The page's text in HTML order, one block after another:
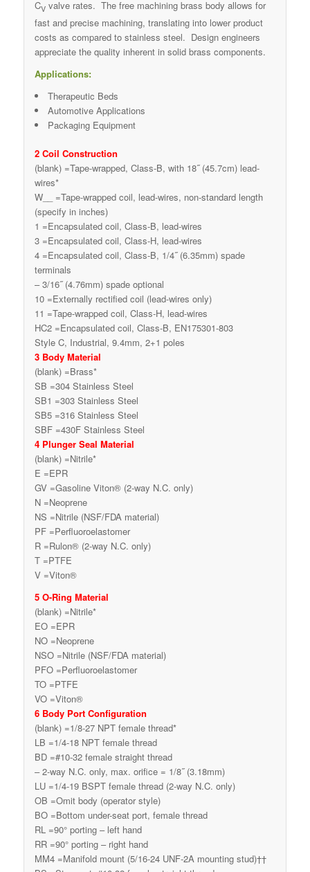
CVvalve rates. The free machining brass body allows for
fast and precise machining, translating into lower product
costs as compared to stainless steel. Design engineers
appreciate the quality inherent in solid brass components.
Applications:
Therapeutic Beds
Automotive Applications
Packaging Equipment
2 Coil Construction
(blank) =Tape-wrapped, Class-B, with 18˝ (45.7cm) lead-
wires*
W__ =Tape-wrapped coil, lead-wires, non-standard length
(specify in inches)
1 =Encapsulated coil, Class-B, lead-wires
3 =Encapsulated coil, Class-H, lead-wires
4 =Encapsulated coil, Class-B, 1/4˝ (6.35mm) spade
terminals
– 3/16˝ (4.76mm) spade optional
10 =Externally rectified coil (lead-wires only)
11 =Tape-wrapped coil, Class-H, lead-wires
HC2 =Encapsulated coil, Class-B, EN175301-803
Style C, Industrial, 9.4mm, 2+1 poles
3 Body Material
(blank) =Brass*
SB =304 Stainless Steel
SB1 =303 Stainless Steel
SB5 =316 Stainless Steel
SBF =430F Stainless Steel
4 Plunger Seal Material
(blank) =Nitrile*
E =EPR
GV =Gasoline Viton® (2-way N.C. only)
N =Neoprene
NS =Nitrile (NSF/FDA material)
PF =Perfluoroelastomer
R =Rulon® (2-way N.C. only)
T =PTFE
V =Viton®
5 O-Ring Material
(blank) =Nitrile*
EO =EPR
NO =Neoprene
NSO =Nitrile (NSF/FDA material)
PFO =Perfluoroelastomer
TO =PTFE
VO =Viton®
6 Body Port Configuration
(blank) =1/8-27 NPT female thread*
LB =1/4-18 NPT female thread
BD =#10-32 female straight thread
– 2-way N.C. only, max. orifice = 1/8˝ (3.18mm)
LU =1/4-19 BSPT female thread (2-way N.C. only)
OB =Omit body (operator style)
BO =Bottom under-seat port, female thread
RL =90° porting – left hand
RR =90° porting – right hand
MM4 =Manifold mount (5/16-24 UNF-2A mounting stud)††